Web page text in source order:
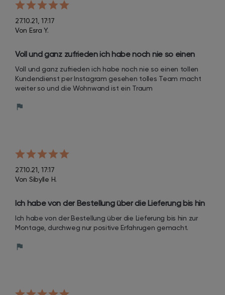
27.10.21, 17:17
Von Esra Y.
Voll und ganz zufrieden ich habe noch nie so einen
tollen Kundendienst per Instagram gesehen tolles
Team macht weiter so und die Wohnwand ist ein
Traum
Voll und ganz zufrieden ich habe noch nie so einen tollen
Kundendienst per Instagram gesehen tolles Team macht
weiter so und die Wohnwand ist ein Traum
27.10.21, 17:17
Von Sibylle H.
Ich habe von der Bestellung über die Lieferung bis hin
zur Montage, durchweg nur positive Erfahrugen
gemacht.
Ich habe von der Bestellung über die Lieferung bis hin zur
Montage, durchweg nur positive Erfahrugen gemacht.